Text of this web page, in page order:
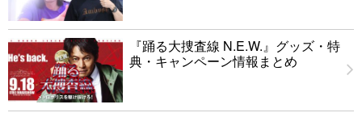
『踊る大捜査線 N.E.W.』グッズ・特
典・キャンペーン情報まとめ